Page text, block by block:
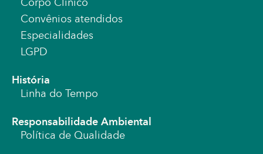
Convênios atendidos
Especialidades
LGPD
História
Linha do Tempo
Responsabilidade Ambiental
Política de Qualidade